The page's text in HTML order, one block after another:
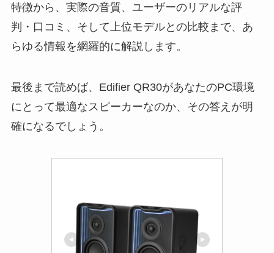
特徴から、実際の音質、ユーザーのリアルな評
判・口コミ、そして上位モデルとの比較まで、あ
らゆる情報を網羅的に解説します。
最後まで読めば、Edifier QR30があなたのPC環境
にとって最適なスピーカーなのか、その答えが明
確になるでしょう。